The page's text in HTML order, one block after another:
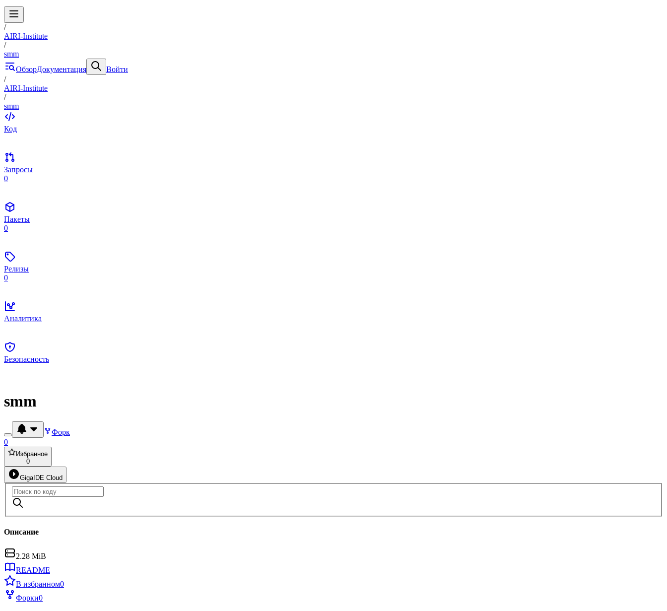
/
AIRI-Institute
/
smm
ОбзорДокументация
Войти
/
AIRI-Institute
/
smm
Код
Запросы
0
Пакеты
0
Релизы
0
Аналитика
Безопасность
smm
Форк
0
Избранное
0
GigaIDE Cloud
Описание
2.28 MiB
README
В избранном0
Форки0